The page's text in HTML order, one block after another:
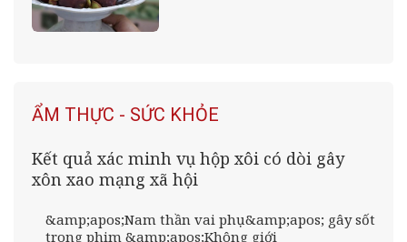
ẨM THỰC - SỨC KHỎE
Kết quả xác minh vụ hộp xôi có dòi gây
xôn xao mạng xã hội
&amp;apos;Nam thần vai phụ&amp;apos; gây sốt
trong phim &amp;apos;Không giới